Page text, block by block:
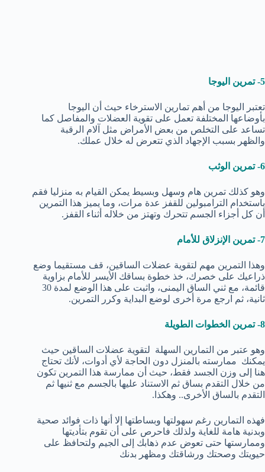
5- تمرين اليوجا
تعتبر اليوجا من أهم تمارين الاسترخاء حيث أن اليوجا
بأوضاعها المختلفة تعمل على تقوية العضلات والمفاصل كما
تساعد على التخلص من بعض الأمراض مثل آلام الرقبة
والظهر بسبب الإجهاد الذي تتعرض له خلال عملك.
6- تمرين الوثب
وهو كذلك تمرين هام وسهل وبسيط يمكن القيام به منزليا فقم
باستخدام الترامبولين للقفز عدة مرات، وما يميز هذا التمرين
أن كل أجزاء الجسم تتحرك وتهتز من خلاله أثناء القفز.
7- تمرين الإنزلاق للأمام
وهذا التمرين مهم لتقوية عضلات الساقين، قف مستقيما وضع
ذراعيك على خصرك، خذ خطوة بساقك الأيسر للأمام بزاوية
قائمة، مع ثني الساق اليمنى، واثبت على هذا الوضع لمدة 30
ثانية، ثم ارجع مرة أخرى لوضع البداية وكرر التمرين.
8- تمرين الخطوات الطويلة
وهو عتبر من التمارين السهلة لتقوية عضلات الساقين حيث
يمكنك ممارسته بالمنزل دون الحاجة لأي أدوات، لأنك تحتاج
هنا إلى وزن الجسد فقط، حيث أن ممارسة هذا التمرين تكون
من خلال التقدم بساق ثم الاستناد عليها بالجسم مع ثنيها ثم
التقدم بالساق الأخرى.. وهكذا.
فهذه التمارين رغم سهولتها وبساطتها إلا أنها ذات فوائد صحية
وبدنية هامة للغاية ولذلك فاحرص على أن تقوم بتأديتها
وممارستها حتى تعوض عدم ذهابك إلى الجيم ولتحافظ على
حيويتك وصحتك ورشاقتك ومظهر بدنك